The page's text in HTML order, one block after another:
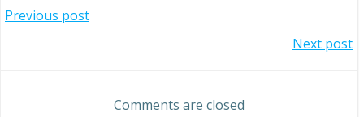
Post
Previous post
navigation
Next post
Comments are closed